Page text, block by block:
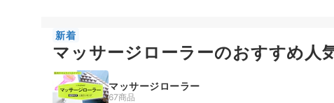
新着
マッサージローラーのおすすめ人
マッサージローラー
67商品